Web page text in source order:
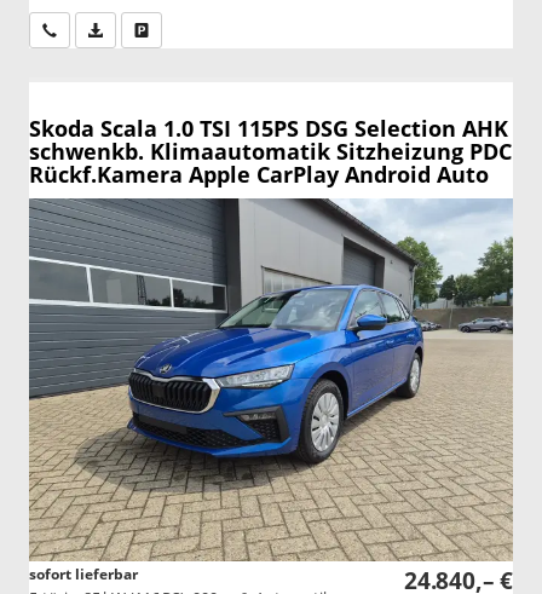
Wir rufen Sie anPDF-Datei, Fahrzeugexposé drucken
Skoda Scala 1.0 TSI 115PS DSG Selection AHK
schwenkb. Klimaautomatik Sitzheizung PDC
Rückf.Kamera Apple CarPlay Android Auto
24.840,– €
sofort lieferbar